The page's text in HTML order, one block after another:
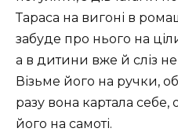
Тараса на вигоні в
забуде про нього на
а в дитини вже й сліз
Візьме його на ручки,
разу вона картала себе,
його на самоті.